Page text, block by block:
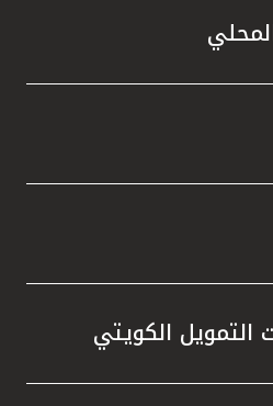
الكويتي